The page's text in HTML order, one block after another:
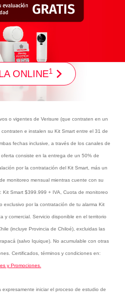
ONLINE1
o vigentes de Verisure (que contraten en un
e instalen su Kit Smart entre el 31 de
fechas inclusive, a través de los canales de
consiste en la entrega de un 50% de
por la contratación del Kit Smart, más un
monitoreo mensual mientras cuente con su
Kit Smart $399.999 + IVA, Cuota de monitoreo
exclusivo por la contratación de tu alarma Kit
y comercial. Servicio disponible en el territorio
(incluye Provincia de Chiloé), excluidas las
(salvo Iquique). No acumulable con otras
Certificados, términos y condiciones en:
y Promociones.
expresamente iniciar el proceso de estudio de